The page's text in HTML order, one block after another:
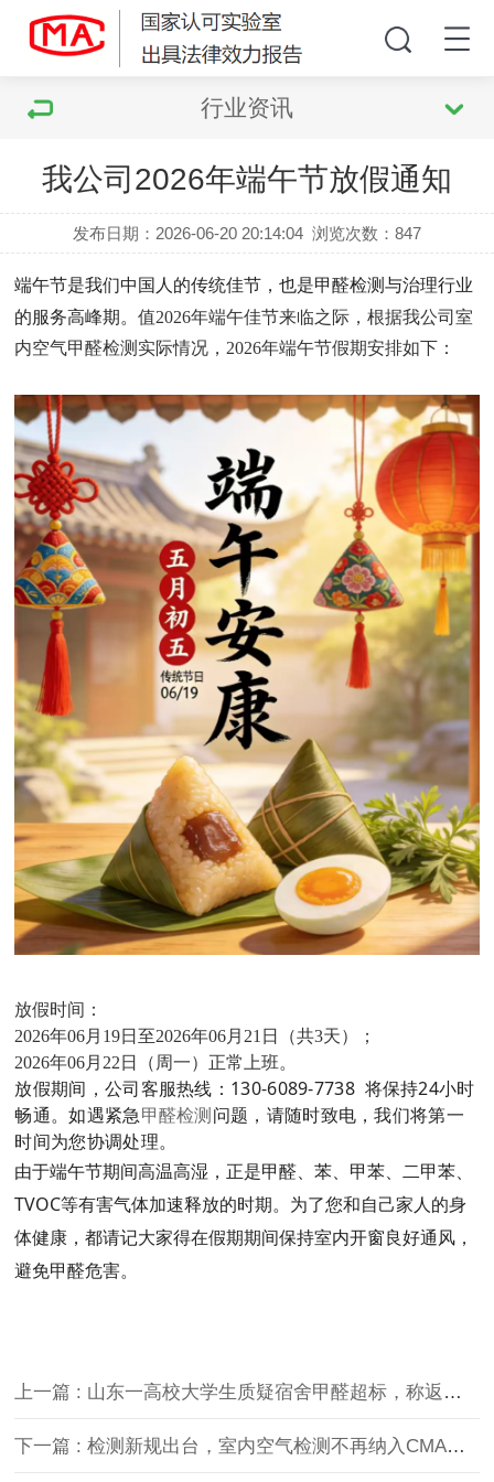
行业资讯
我公司2026年端午节放假通知
发布日期：2026-06-20 20:14:04 浏览次数：847
端午节是我们中国人的传统佳节，也是甲醛检测与治理行业
的服务高峰期。值2026年端午佳节来临之际，根据我公司室
内空气甲醛检测实际情况，2026年端午节假期安排如下：
放假时间：
2026年06月19日至2026年06月21日（共3天）；
2026年06月22日（周一）正常上班。
放假期间，公司客服热线：130-6089-7738 将保持24小时
畅通。如遇紧急甲醛检测问题，请随时致电，我们将第一
时间为您协调处理。
由于端午节期间高温高湿，正是甲醛、苯、甲苯、二甲苯、
TVOC等有害气体加速释放的时期。为了您和自己家人的身
体健康，都请记大家得在假期期间保持室内开窗良好通风，
避免甲醛危害。
上一篇 : 山东一高校大学生质疑宿舍甲醛超标，称返校当天头晕难受！
下一篇 : 检测新规出台，室内空气检测不再纳入CMA许可清单